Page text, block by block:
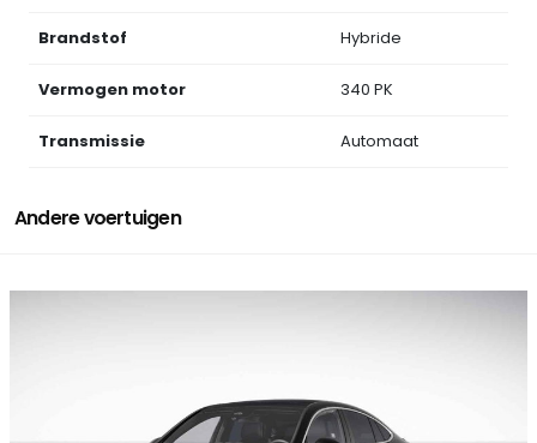
Brandstof Hybride
Vermogen motor 340 PK
Transmissie Automaat
Andere voertuigen